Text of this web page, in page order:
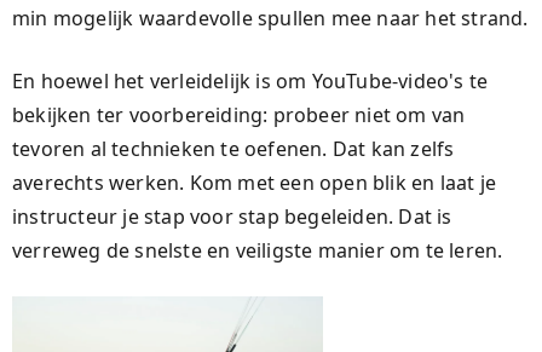
min mogelijk waardevolle spullen mee naar het strand.
En hoewel het verleidelijk is om YouTube-video's te
bekijken ter voorbereiding: probeer niet om van
tevoren al technieken te oefenen. Dat kan zelfs
averechts werken. Kom met een open blik en laat je
instructeur je stap voor stap begeleiden. Dat is
verreweg de snelste en veiligste manier om te leren.